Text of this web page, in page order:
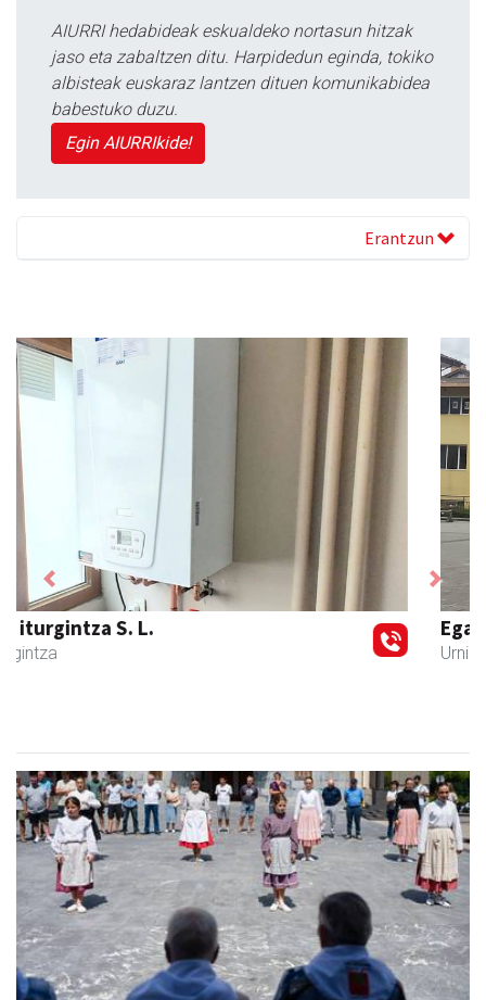
AIURRI hedabideak eskualdeko nortasun hitzak
jaso eta zabaltzen ditu. Harpidedun eginda, tokiko
albisteak euskaraz lantzen dituen komunikabidea
babestuko duzu.
Egin AIURRIkide!
Erantzun
Egape Ikastola
Urnieta
Previous Next